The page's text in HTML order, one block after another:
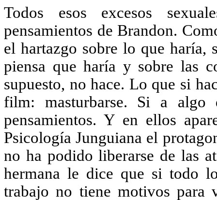
Todos esos excesos
pensamientos de Brandon.
el hartazgo sobre lo que
piensa que haría y sobre las
supuesto, no hace. Lo que si
film: masturbarse. Si a algo
pensamientos. Y en ellos
Psicología Junguiana el
no ha podido liberarse de las
hermana le dice que si todo
trabajo no tiene motivos para